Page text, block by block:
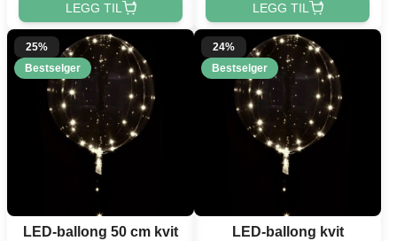
LEGG TIL LEGG TIL
25%
Bestselger
LED-ballong 50 cm kvit
24%
Bestselger
LED-ballong kvit